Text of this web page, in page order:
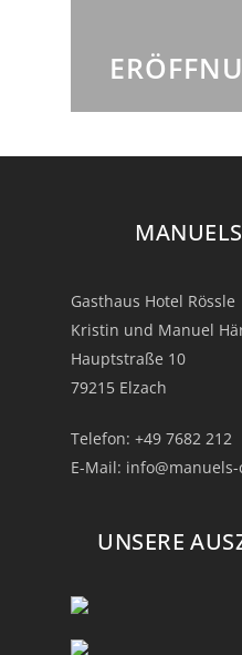
Gasthaus Hotel Rössle
Kristin und Manuel
Hauptstraße 10
79215 Elzach
Telefon: +49 7682 212
E-Mail:
UNSERE